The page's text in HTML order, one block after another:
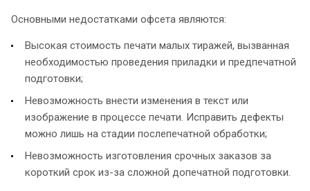
Основными недостатками офсета являются:
Высокая стоимость печати малых тиражей, вызванная
необходимостью проведения приладки и предпечатной
подготовки;
Невозможность внести изменения в текст или
изображение в процессе печати. Исправить дефекты
можно лишь на стадии послепечатной обработки;
Невозможность изготовления срочных заказов за
короткий срок из-за сложной допечатной подготовки.